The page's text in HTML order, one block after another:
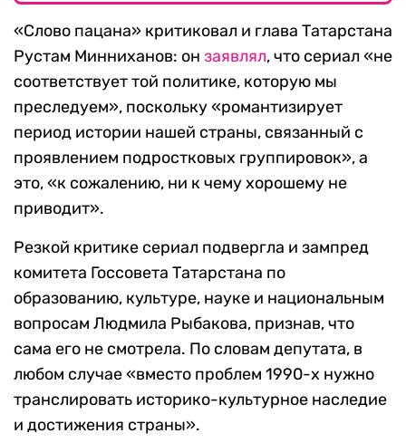
«Слово пацана» критиковал и глава Татарстана
Рустам Минниханов: он заявлял, что сериал «не
соответствует той политике, которую мы
преследуем», поскольку «романтизирует
период истории нашей страны, связанный с
проявлением подростковых группировок», а
это, «к сожалению, ни к чему хорошему не
приводит».
Резкой критике сериал подвергла и зампред
комитета Госсовета Татарстана по
образованию, культуре, науке и национальным
вопросам Людмила Рыбакова, признав, что
сама его не смотрела. По словам депутата, в
любом случае «вместо проблем 1990-х нужно
транслировать историко-культурное наследие
и достижения страны».